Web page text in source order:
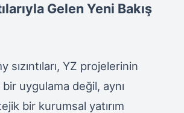
Gelen Yeni Bakış
sızıntıları, YZ projelerinin
uygulama değil, aynı
bir kurumsal yatırım